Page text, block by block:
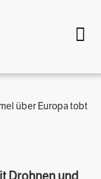
über Europa tobt